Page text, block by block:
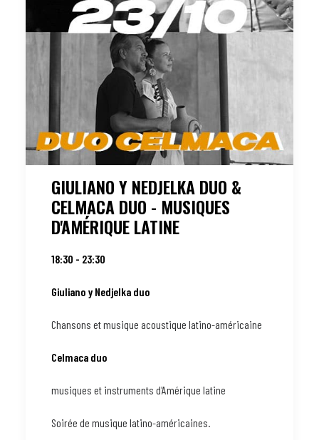
GIULIANO Y NEDJELKA DUO &
CELMACA DUO - MUSIQUES
D'AMÉRIQUE LATINE
18:30 - 23:30
Giuliano y Nedjelka duo
Chansons et musique acoustique latino-américaine
Celmaca duo
musiques et instruments d'Amérique latine
Soirée de musique latino-américaines.